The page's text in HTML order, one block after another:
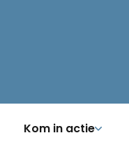
Kom in actie